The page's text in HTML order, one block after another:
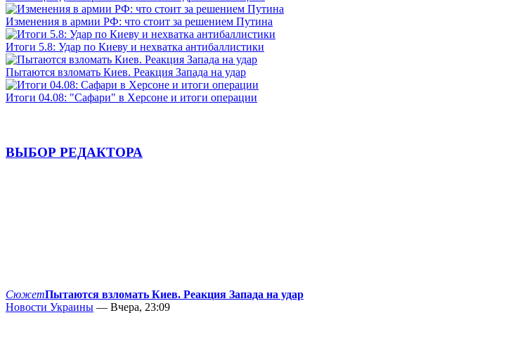
Изменения в армии РФ: что стоит за решением Путина
Итоги 5.8: Удар по Киеву и нехватка антибаллистики
Пытаются взломать Киев. Реакция Запада на удар
Итоги 04.08: "Сафари" в Херсоне и итоги операции
ВЫБОР РЕДАКТОРА
СюжетПытаются взломать Киев. Реакция Запада на удар
Новости Украины — Вчера, 23:09